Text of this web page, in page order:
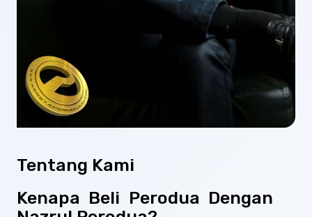
Tentang Kami
Kenapa Beli Perodua Dengan